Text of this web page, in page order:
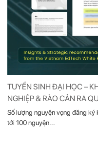
TUYỂN SINH ĐẠI HỌC –
NGHIỆP & RÀO CẢN RA
Số lượng nguyện vọng đăng
tới 100 nguyện...